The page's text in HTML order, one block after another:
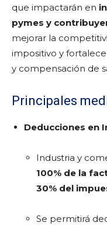
que impactarán en
pymes y
mejorar la
impositivo y
y compensación de
Principales
Deducciones en
Industria y
100% de la
30% del
Se permitirá